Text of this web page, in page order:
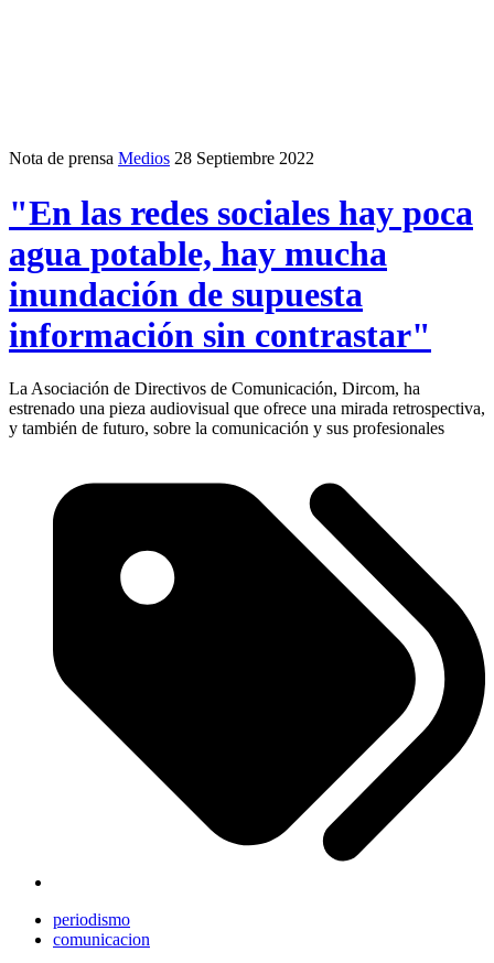
Nota de prensa Medios 28 Septiembre 2022
"En las redes sociales hay poca
agua potable, hay mucha
inundación de supuesta
información sin contrastar"
La Asociación de Directivos de Comunicación, Dircom, ha
estrenado una pieza audiovisual que ofrece una mirada retrospectiva,
y también de futuro, sobre la comunicación y sus profesionales
periodismo
comunicacion